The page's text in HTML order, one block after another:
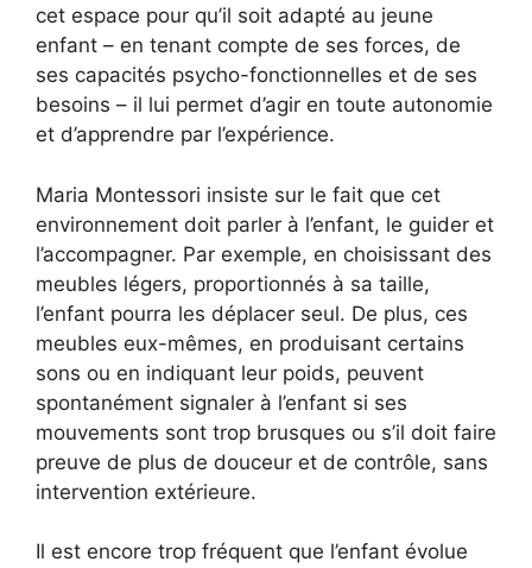
cet espace pour qu’il soit adapté au jeune
enfant – en tenant compte de ses forces, de
ses capacités psycho-fonctionnelles et de ses
besoins – il lui permet d’agir en toute autonomie
et d’apprendre par l’expérience.
Maria Montessori insiste sur le fait que cet
environnement doit parler à l’enfant, le guider et
l’accompagner. Par exemple, en choisissant des
meubles légers, proportionnés à sa taille,
l’enfant pourra les déplacer seul. De plus, ces
meubles eux-mêmes, en produisant certains
sons ou en indiquant leur poids, peuvent
spontanément signaler à l’enfant si ses
mouvements sont trop brusques ou s’il doit faire
preuve de plus de douceur et de contrôle, sans
intervention extérieure.
Il est encore trop fréquent que l’enfant évolue